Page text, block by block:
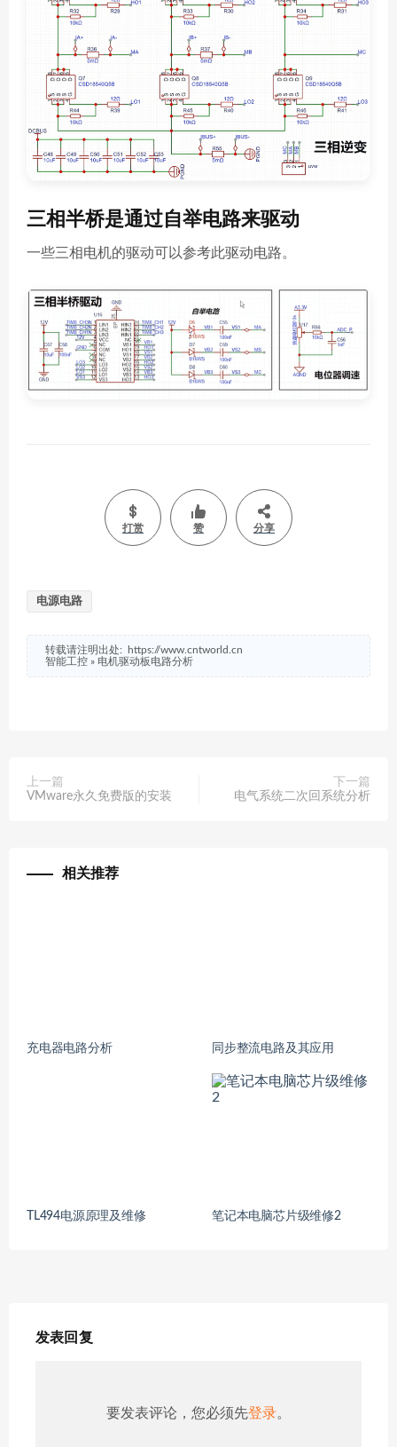
三相半桥是通过自举电路来驱动
一些三相电机的驱动可以参考此驱动电路。
打赏 赞 分享
电源电路
转载请注明出处:
https://www.cntworld.cn
智能工控 » 电机驱动板电路分析
上一篇
VMware永久免费版的安装
下一篇
电气系统二次回系统分析
相关推荐
充电器电路分析 同步整流电路及其应用
TL494电源原理及维修 笔记本电脑芯片级维修2
发表回复
要发表评论，您必须先登录。